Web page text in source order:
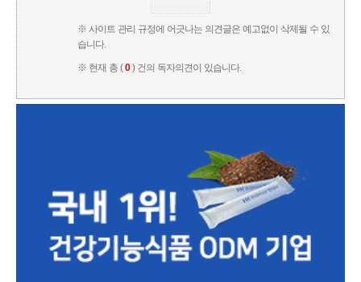
※ 사이트 관리 규정에 어긋나는 의견글은 예고없이 삭제될 수 있
습니다.
※ 현재 총 (0) 건의 독자의견이 있습니다.